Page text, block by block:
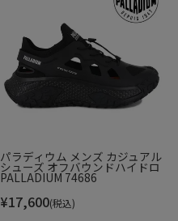
パラディウム メンズ カジュアル
シューズ オフバウンドハイドロ
PALLADIUM 74686
¥17,600(税込)